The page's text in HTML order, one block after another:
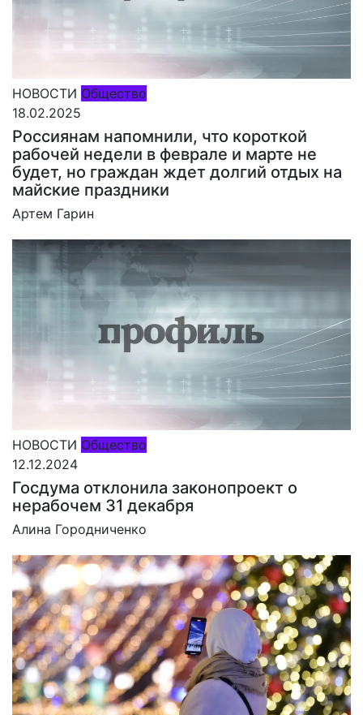
НОВОСТИ Общество
18.02.2025
Россиянам напомнили, что короткой
рабочей недели в феврале и марте не
будет, но граждан ждет долгий отдых на
майские праздники
Артем Гарин
НОВОСТИ Общество
12.12.2024
Госдума отклонила законопроект о
нерабочем 31 декабря
Алина Городниченко